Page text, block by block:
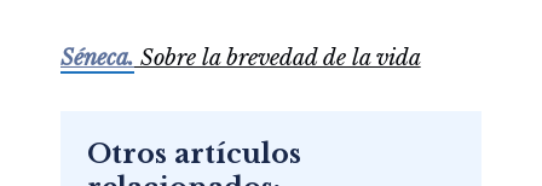
Séneca. Sobre la brevedad de la vida
Otros artículos